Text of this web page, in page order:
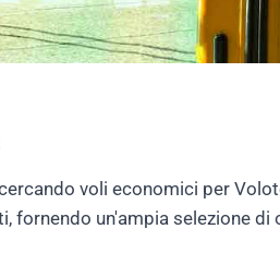
voli economici per
fornendo un'ampia selezione